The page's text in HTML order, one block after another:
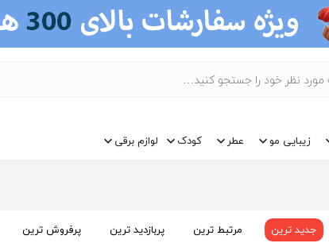
زیبایی مو عطر کودک لوازم برقی
جدید ترین مرتبط ترین پربازدید ترین پرفروش ترین